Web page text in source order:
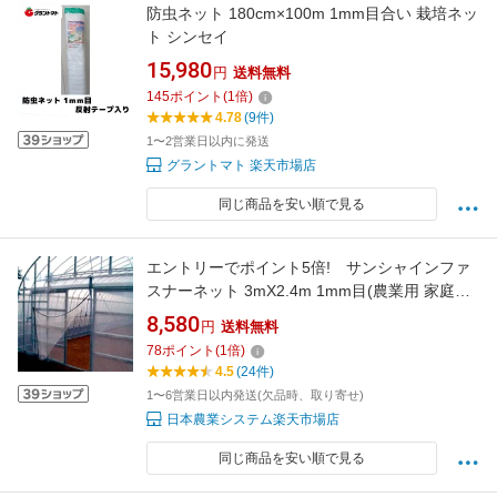
防虫ネット 180cm×100m 1mm目合い 栽培ネッ
ト シンセイ
15,980 円 送料無料
145ポイント (1倍)
4.78(9件)
1〜2営業日以内に発送
グラントマト 楽天市場店
同じ商品を安い順で見る
エントリーでポイント5倍! サンシャインファ
スナーネット 3mX2.4m 1mm目(農業用 家庭菜
園 園芸グッズ ガーデニング 農芸用 園芸用品 農
業資材 農業用資材 ネット 網 日本農業システム
ガーデニング資材 農業用品 ガーデニンググッ
ズ 農業 園芸道具 園芸用具 農業用具)
8,580 円 送料無料
78ポイント (1倍)
4.5(24件)
1〜6営業日以内発送(欠品時、取り寄せ)
日本農業システム楽天市場店
同じ商品を安い順で見る